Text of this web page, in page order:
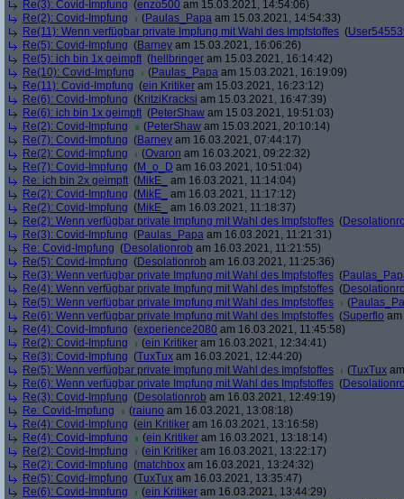
Re(3): Covid-Impfung (enzo500 am 15.03.2021, 14:54:06)
Re(2): Covid-Impfung
(Paulas_Papa am 15.03.2021, 14:54:33)
Re(11): Wenn verfügbar private Impfung mit Wahl des Impfstoffes (
Re(5): Covid-Impfung (Barney am 15.03.2021, 16:06:26)
Re(5): ich bin 1x geimpft (hellbringer am 15.03.2021, 16:14:42)
Re(10): Covid-Impfung
(Paulas_Papa am 15.03.2021, 16:19:09)
Re(11): Covid-Impfung (ein Kritiker am 15.03.2021, 16:23:12)
Re(6): Covid-Impfung (KritziKracksi am 15.03.2021, 16:47:39)
Re(6): ich bin 1x geimpft (PeterShaw am 15.03.2021, 19:51:03)
Re(2): Covid-Impfung
(PeterShaw am 15.03.2021, 20:10:14)
Re(7): Covid-Impfung (Barney am 16.03.2021, 07:44:17)
Re(2): Covid-Impfung
(Ovaron am 16.03.2021, 09:22:32)
Re(7): Covid-Impfung (M_o_D am 16.03.2021, 10:51:04)
Re: ich bin 2x geimpft (MikE_
am 16.03.2021, 11:14:04)
Re(2): Covid-Impfung (MikE_
am 16.03.2021, 11:17:12)
Re(2): Covid-Impfung (MikE_
am 16.03.2021, 11:18:37)
Re(2): Wenn verfügbar private Impfung mit Wahl des Impfstoffes (
Re(3): Covid-Impfung (Paulas_Papa am 16.03.2021, 11:21:31)
Re: Covid-Impfung (Desolationrob am 16.03.2021, 11:21:55)
Re(5): Covid-Impfung (Desolationrob am 16.03.2021, 11:25:36)
Re(3): Wenn verfügbar private Impfung mit Wahl des Impfstoffes (
Re(4): Wenn verfügbar private Impfung mit Wahl des Impfstoffes (
Re(5): Wenn verfügbar private Impfung mit Wahl des Impfstoffes
(
Re(6): Wenn verfügbar private Impfung mit Wahl des Impfstoffes (Superflo
Re(4): Covid-Impfung (experience2080 am 16.03.2021, 11:45:58)
Re(2): Covid-Impfung
(ein Kritiker am 16.03.2021, 12:34:41)
Re(3): Covid-Impfung (TuxTux am 16.03.2021, 12:44:20)
Re(5): Wenn verfügbar private Impfung mit Wahl des Impfstoffes
(TuxTux
Re(6): Wenn verfügbar private Impfung mit Wahl des Impfstoffes (
Re(3): Covid-Impfung (Desolationrob am 16.03.2021, 12:49:19)
Re: Covid-Impfung
(raiuno am 16.03.2021, 13:08:18)
Re(4): Covid-Impfung (ein Kritiker am 16.03.2021, 13:16:58)
Re(4): Covid-Impfung
(ein Kritiker am 16.03.2021, 13:18:14)
Re(2): Covid-Impfung
(ein Kritiker am 16.03.2021, 13:22:17)
Re(2): Covid-Impfung (matchbox am 16.03.2021, 13:24:32)
Re(5): Covid-Impfung (TuxTux am 16.03.2021, 13:35:47)
Re(6): Covid-Impfung
(ein Kritiker am 16.03.2021, 13:44:29)